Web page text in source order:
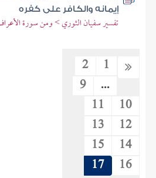
إيمانه والكافر على كفره
تفسير سفيان الثوري > ومن سورة الأعراف
1
2
...
9
10
11
12
13
14
15
16
17